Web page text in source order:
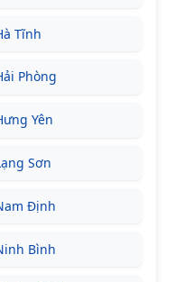
Tĩnh
Phòng
Yên
Sơn
Định
Bình